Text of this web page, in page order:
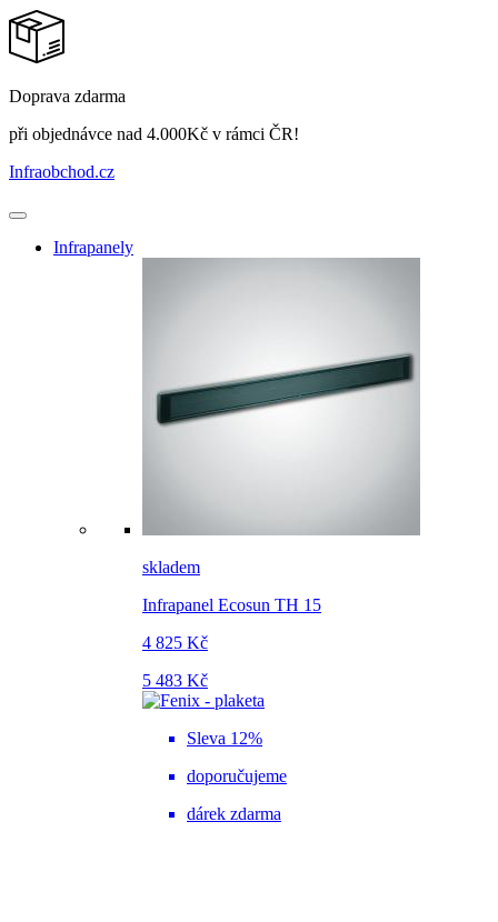
Doprava zdarma
při objednávce nad 4.000Kč v rámci ČR!
Infraobchod.cz
Infrapanely
skladem
Infrapanel Ecosun TH 15
4 825 Kč
5 483 Kč
Sleva 12%
doporučujeme
dárek zdarma